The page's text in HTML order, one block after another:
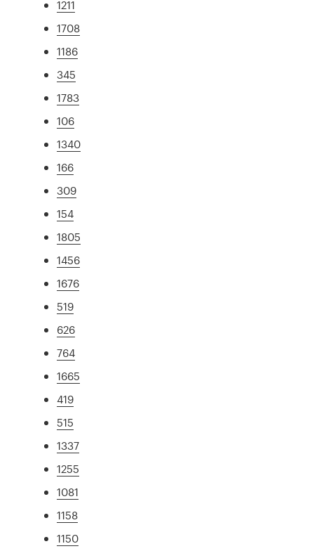
1211
1708
1186
345
1783
106
1340
166
309
154
1805
1456
1676
519
626
764
1665
419
515
1337
1255
1081
1158
1150